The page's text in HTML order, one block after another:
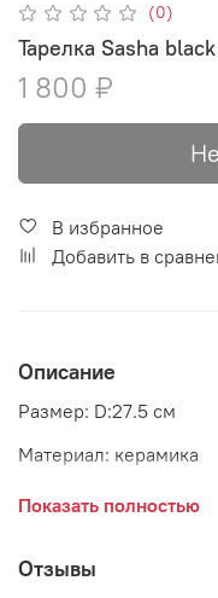
(0)
Тарелка Sasha black
1 800 ₽
В избранное
Добавить в
Описание
Размер: D:27.5 см
Материал: керамика
Страна: Дания
Показать полностью
Отзывы